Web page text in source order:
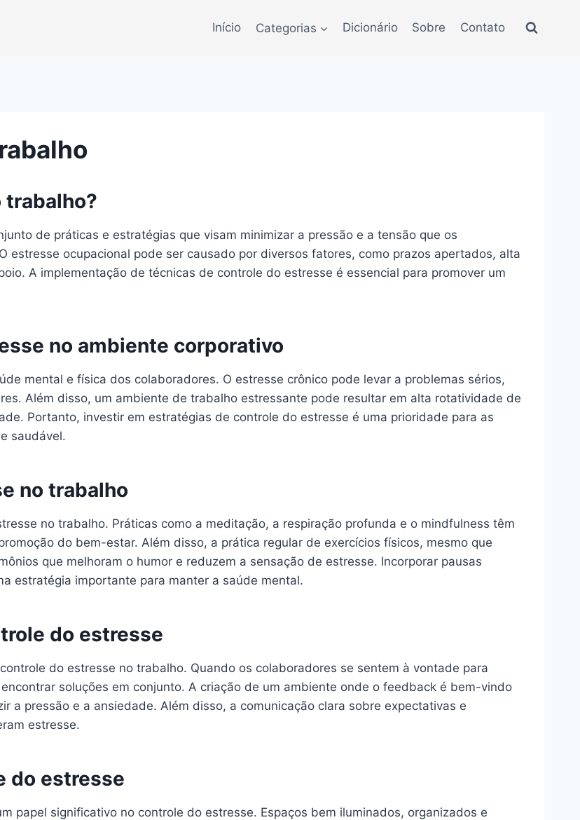
Início Categorias Dicionário Sobre Contato
trabalho?
de práticas e estratégias que visam minimizar a pressão e a tensão que os
estresse ocupacional pode ser causado por diversos fatores, como prazos apertados, alta
A implementação de técnicas de controle do estresse é essencial para promover um
no ambiente corporativo
mental e física dos colaboradores. O estresse crônico pode levar a problemas sérios,
Além disso, um ambiente de trabalho estressante pode resultar em alta rotatividade de
Portanto, investir em estratégias de controle do estresse é uma prioridade para as
saudável.
no trabalho
no trabalho. Práticas como a meditação, a respiração profunda e o mindfulness têm
do bem-estar. Além disso, a prática regular de exercícios físicos, mesmo que
que melhoram o humor e reduzem a sensação de estresse. Incorporar pausas
estratégia importante para manter a saúde mental.
do estresse
do estresse no trabalho. Quando os colaboradores se sentem à vontade para
soluções em conjunto. A criação de um ambiente onde o feedback é bem-vindo
a pressão e a ansiedade. Além disso, a comunicação clara sobre expectativas e
estresse.
do estresse
papel significativo no controle do estresse. Espaços bem iluminados, organizados e